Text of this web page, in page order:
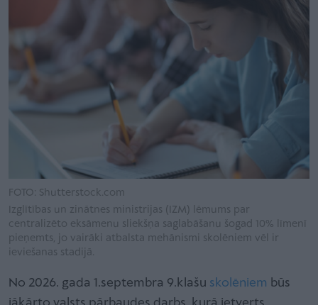
FOTO: Shutterstock.com
Izglītības un zinātnes ministrijas (IZM) lēmums par
centralizēto eksāmenu sliekšņa saglabāšanu šogad 10% līmenī
pieņemts, jo vairāki atbalsta mehānismi skolēniem vēl ir
ieviešanas stadijā.
No 2026. gada 1.septembra 9.klašu skolēniem būs